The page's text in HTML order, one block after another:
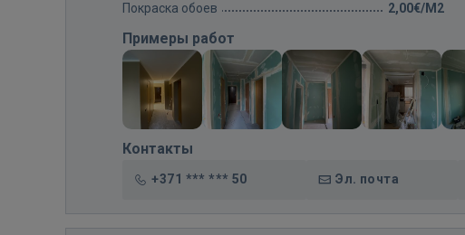
Покраска обоев 2,00€/M2
Примеры работ
Контакты
+371 *** *** 50 Эл. почта